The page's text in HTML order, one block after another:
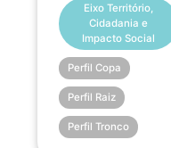
Eixo Território,
Cidadania e
Impacto Social
Perfil Copa
Perfil Raiz
Perfil Tronco